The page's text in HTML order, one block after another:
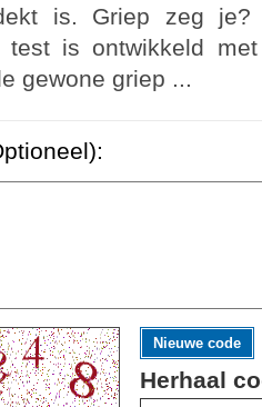
is. Griep zeg
test is ontwikkeld
gewone griep ...
Nieuwe code
Herhaal